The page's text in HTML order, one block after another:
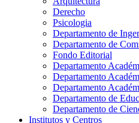
Derecho
Psicologia
Departamento de
Departamento de
Fondo Editorial
Departamento
Departamento
Departamento
Departamento de
Departamento de
Institutos y Centros